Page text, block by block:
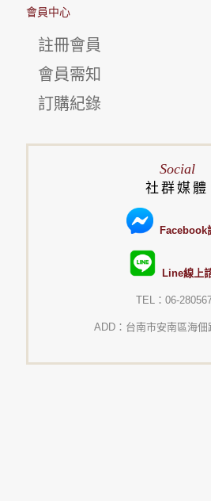
會員中心
註冊會員
會員需知
訂購紀錄
Social
社群媒體
Facebook
Line線上
TEL：06-
ADD：台南市安南區海佃